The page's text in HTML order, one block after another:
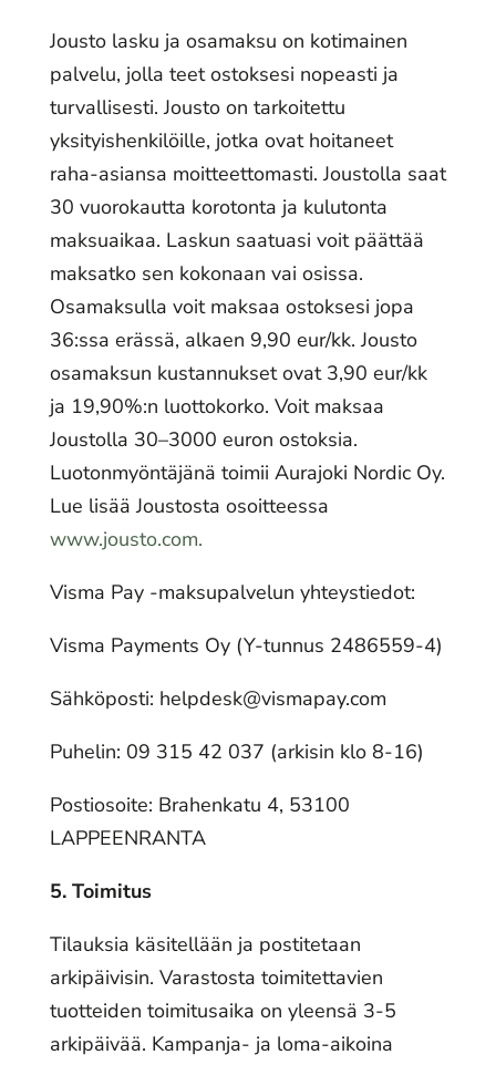
Jousto lasku ja osamaksu on kotimainen
palvelu, jolla teet ostoksesi nopeasti ja
turvallisesti. Jousto on tarkoitettu
yksityishenkilöille, jotka ovat hoitaneet
raha-asiansa moitteettomasti. Joustolla saat
30 vuorokautta korotonta ja kulutonta
maksuaikaa. Laskun saatuasi voit päättää
maksatko sen kokonaan vai osissa.
Osamaksulla voit maksaa ostoksesi jopa
36:ssa erässä, alkaen 9,90 eur/kk. Jousto
osamaksun kustannukset ovat 3,90 eur/kk
ja 19,90%:n luottokorko. Voit maksaa
Joustolla 30–3000 euron ostoksia.
Luotonmyöntäjänä toimii Aurajoki Nordic Oy.
Lue lisää Joustosta osoitteessa
www.jousto.com.
Visma Pay -maksupalvelun yhteystiedot:
Visma Payments Oy (Y-tunnus 2486559-4)
Sähköposti: helpdesk@vismapay.com
Puhelin: 09 315 42 037 (arkisin klo 8-16)
Postiosoite: Brahenkatu 4, 53100
LAPPEENRANTA
5. Toimitus
Tilauksia käsitellään ja postitetaan
arkipäivisin. Varastosta toimitettavien
tuotteiden toimitusaika on yleensä 3-5
arkipäivää. Kampanja- ja loma-aikoina